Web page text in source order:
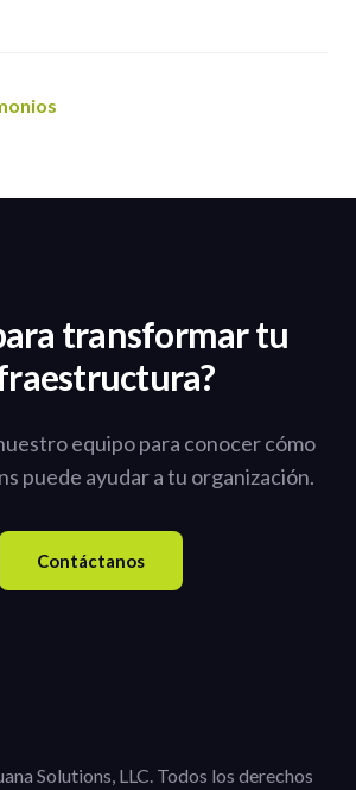
transformar tu
equipo para conocer cómo
puede ayudar a tu organización.
Contáctanos
Solutions, LLC. Todos los derechos